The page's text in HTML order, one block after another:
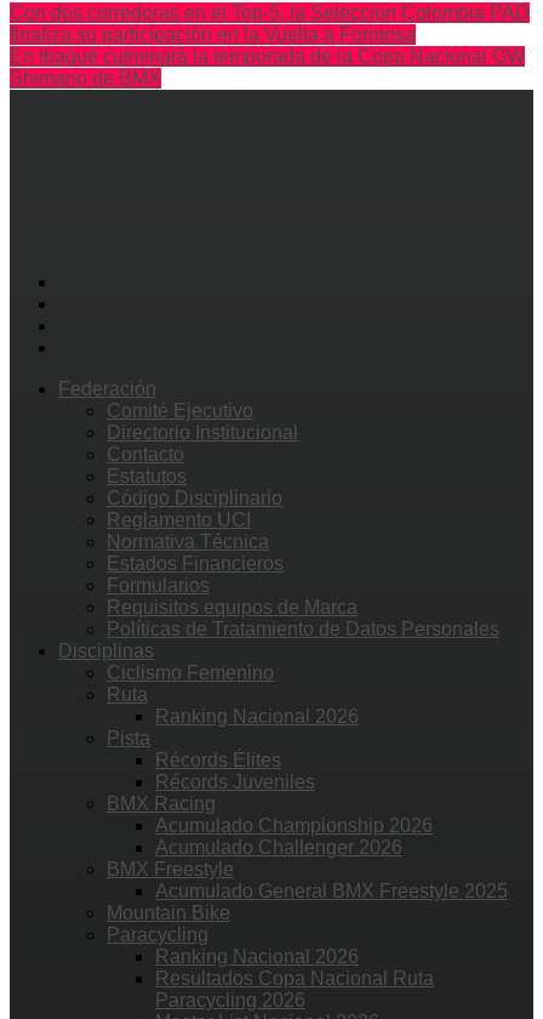
Con dos corredoras en el Top-5, la Selección Colombia PAD
finaliza su participación en la Vuelta a Formosa
En Ibagué culminará la temporada de la Copa Nacional GW
Shimano de BMX
Federación
Comité Ejecutivo
Directorio Institucional
Contacto
Estatutos
Código Disciplinario
Reglamento UCI
Normativa Técnica
Estados Financieros
Formularios
Requisitos equipos de Marca
Políticas de Tratamiento de Datos Personales
Disciplinas
Ciclismo Femenino
Ruta
Ranking Nacional 2026
Pista
Récords Élites
Récords Juveniles
BMX Racing
Acumulado Championship 2026
Acumulado Challenger 2026
BMX Freestyle
Acumulado General BMX Freestyle 2025
Mountain Bike
Paracycling
Ranking Nacional 2026
Resultados Copa Nacional Ruta
Paracycling 2026